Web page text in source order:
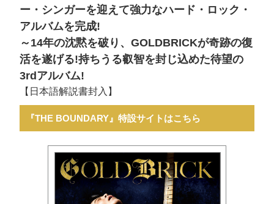
ー・シンガーを迎えて強力なハード・ロック・
アルバムを完成!
～14年の沈黙を破り、GOLDBRICKが奇跡の復
活を遂げる!持ちうる叡智を封じ込めた待望の
3rdアルバム!
【日本語解説書封入】
『THE BOUNDARY』特設サイトはこちら